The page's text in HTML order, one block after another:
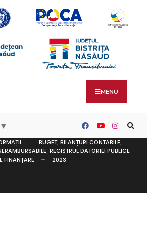
MENU
▼
BUGET, BILANȚURI CONTABILE,
REGISTRUL DATORIEI PUBLICE
FINANȚARE
2023